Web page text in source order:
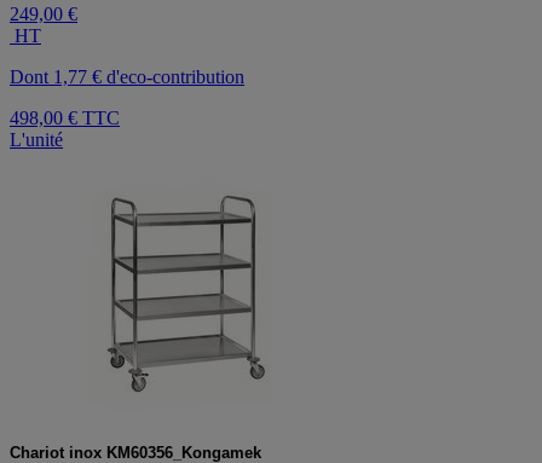
249,00 €
HT
Dont 1,77 € d'eco-contribution
498,00 € TTC
L'unité
Chariot inox KM60356_Kongamek